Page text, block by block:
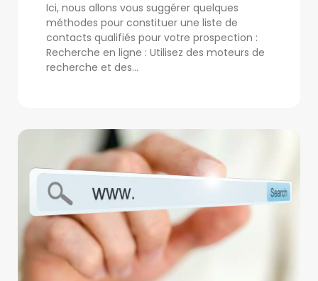
Ici, nous allons vous suggérer quelques
méthodes pour constituer une liste de
contacts qualifiés pour votre prospection :
Recherche en ligne : Utilisez des moteurs de
recherche et des...